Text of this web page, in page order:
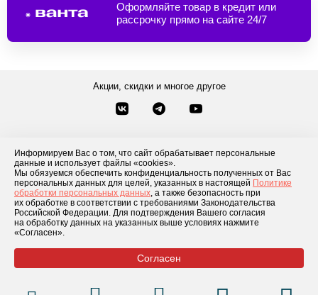
Информируем Вас о том, что сайт обрабатывает персональные
данные и использует файлы «cookies».
Мы обязуемся обеспечить конфиденциальность полученных от Вас
персональных данных для целей, указанных в настоящей Политике
обработки персональных данных, а также безопасность при
их обработке в соответствии с требованиями Законодательства
Российской Федерации. Для подтверждения Вашего согласия
на обработку данных на указанных выше условиях нажмите
«Согласен».
Согласен
Оформляйте товар в кредит или
рассрочку прямо на сайте 24/7
Акции, скидки и многое другое
Контакты
Посмотреть другие способы связи
Каталог товаров О компании Доставка и оплата Блог
Условия рассрочки
Контакты
© 2026 «GLADIATOR»